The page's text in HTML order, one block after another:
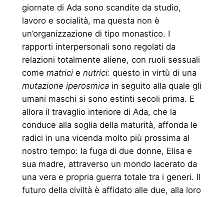
giornate di Ada sono scandite da studio,
lavoro e socialità, ma questa non è
un’organizzazione di tipo monastico. I
rapporti interpersonali sono regolati da
relazioni totalmente aliene, con ruoli sessuali
come matricie nutrici: questo in virtù di una
mutazione iperosmicain seguito alla quale gli
umani maschi si sono estinti secoli prima. E
allora il travaglio interiore di Ada, che la
conduce alla soglia della maturità, affonda le
radici in una vicenda molto più prossima al
nostro tempo: la fuga di due donne, Elisa e
sua madre, attraverso un mondo lacerato da
una vera e propria guerra totale tra i generi. Il
futuro della civiltà è affidato alle due, alla loro